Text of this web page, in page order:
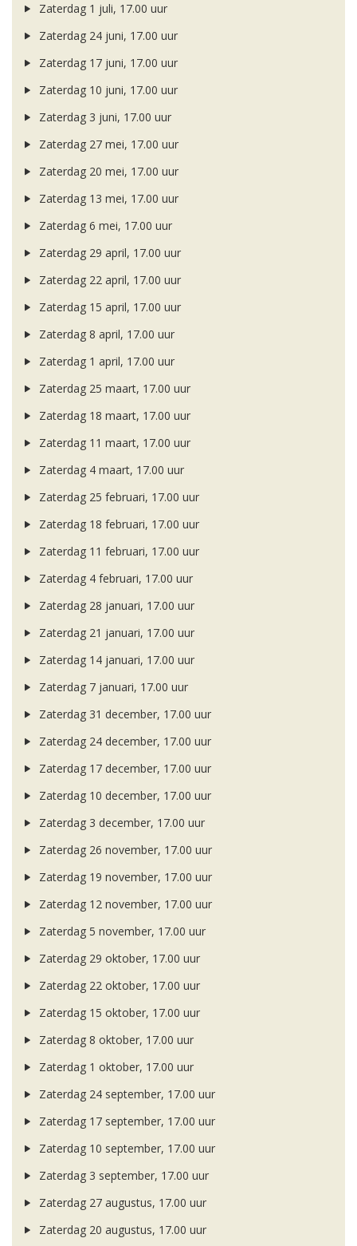
Zaterdag 1 juli, 17.00 uur
Zaterdag 24 juni, 17.00 uur
Zaterdag 17 juni, 17.00 uur
Zaterdag 10 juni, 17.00 uur
Zaterdag 3 juni, 17.00 uur
Zaterdag 27 mei, 17.00 uur
Zaterdag 20 mei, 17.00 uur
Zaterdag 13 mei, 17.00 uur
Zaterdag 6 mei, 17.00 uur
Zaterdag 29 april, 17.00 uur
Zaterdag 22 april, 17.00 uur
Zaterdag 15 april, 17.00 uur
Zaterdag 8 april, 17.00 uur
Zaterdag 1 april, 17.00 uur
Zaterdag 25 maart, 17.00 uur
Zaterdag 18 maart, 17.00 uur
Zaterdag 11 maart, 17.00 uur
Zaterdag 4 maart, 17.00 uur
Zaterdag 25 februari, 17.00 uur
Zaterdag 18 februari, 17.00 uur
Zaterdag 11 februari, 17.00 uur
Zaterdag 4 februari, 17.00 uur
Zaterdag 28 januari, 17.00 uur
Zaterdag 21 januari, 17.00 uur
Zaterdag 14 januari, 17.00 uur
Zaterdag 7 januari, 17.00 uur
Zaterdag 31 december, 17.00 uur
Zaterdag 24 december, 17.00 uur
Zaterdag 17 december, 17.00 uur
Zaterdag 10 december, 17.00 uur
Zaterdag 3 december, 17.00 uur
Zaterdag 26 november, 17.00 uur
Zaterdag 19 november, 17.00 uur
Zaterdag 12 november, 17.00 uur
Zaterdag 5 november, 17.00 uur
Zaterdag 29 oktober, 17.00 uur
Zaterdag 22 oktober, 17.00 uur
Zaterdag 15 oktober, 17.00 uur
Zaterdag 8 oktober, 17.00 uur
Zaterdag 1 oktober, 17.00 uur
Zaterdag 24 september, 17.00 uur
Zaterdag 17 september, 17.00 uur
Zaterdag 10 september, 17.00 uur
Zaterdag 3 september, 17.00 uur
Zaterdag 27 augustus, 17.00 uur
Zaterdag 20 augustus, 17.00 uur